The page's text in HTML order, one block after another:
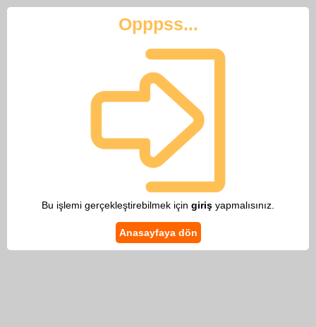
Opppss...
Bu işlemi gerçekleştirebilmek için giriş yapmalısınız.
Anasayfaya dön